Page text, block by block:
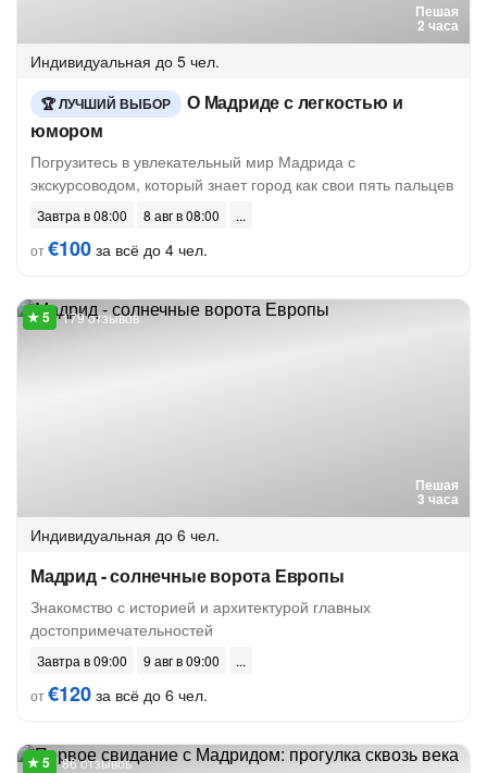
Пешая
2 часа
Индивидуальная до 5 чел.
ЛУЧШИЙ ВЫБОР
О Мадриде с легкостью и
юмором
Погрузитесь в увлекательный мир Мадрида с
экскурсоводом, который знает город как свои пять пальцев
Завтра в 08:00
8 авг в 08:00
от€100 за всё до 4 чел.
Пешая
3 часа
179 отзывов
Индивидуальная до 6 чел.
Мадрид - солнечные ворота Европы
Знакомство с историей и архитектурой главных
достопримечательностей
Завтра в 09:00
9 авг в 09:00
от€120 за всё до 6 чел.
86 отзывов